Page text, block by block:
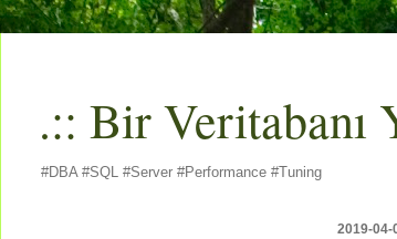
.:: Bir Veritabanı
#DBA #SQL #Server #Performance #Tuning
2019-04-